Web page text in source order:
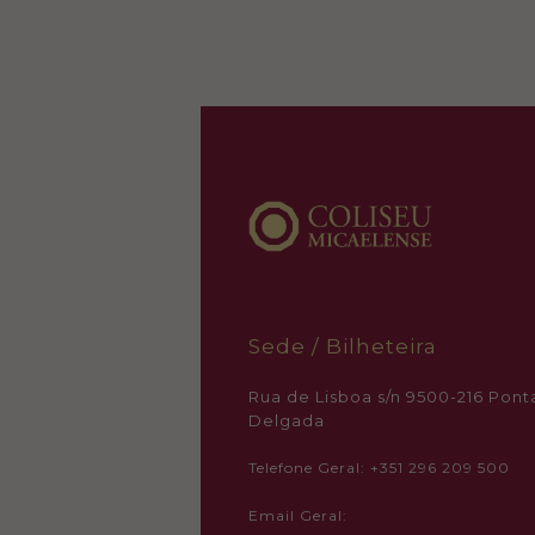
Sede / Bilheteira
Rua de Lisboa s/n 9500-216
Delgada
Telefone Geral: +351 296 209 500
Email Geral: